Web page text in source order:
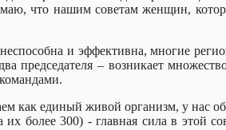
что нашим советам женщин,
и эффективна, многие
– возникает
как единый живой организм, у нас
более 300) - главная сила в этой